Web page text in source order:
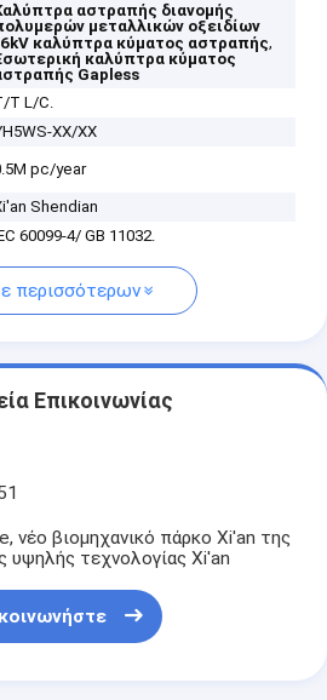
αστραπής διανομής
μεταλλικών οξειδίων
6kV καλύπτρα κύματος αστραπής,
καλύπτρα κύματος
Gapless
T L/C.
XX/XX
pc/year
Shendian
60099-4/ GB 11032.
περισσότερων
Επικοινωνίας
νέο βιομηχανικό πάρκο Xi'an της
υψηλής τεχνολογίας Xi'an